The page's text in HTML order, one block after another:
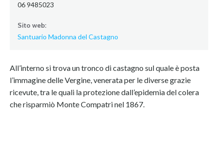
06 9485023
Sito web:
Santuario Madonna del Castagno
All’interno si trova un tronco di castagno sul quale è posta
l’immagine delle Vergine, venerata per le diverse grazie
ricevute, tra le quali la protezione dall’epidemia del colera
che risparmiò Monte Compatri nel 1867.